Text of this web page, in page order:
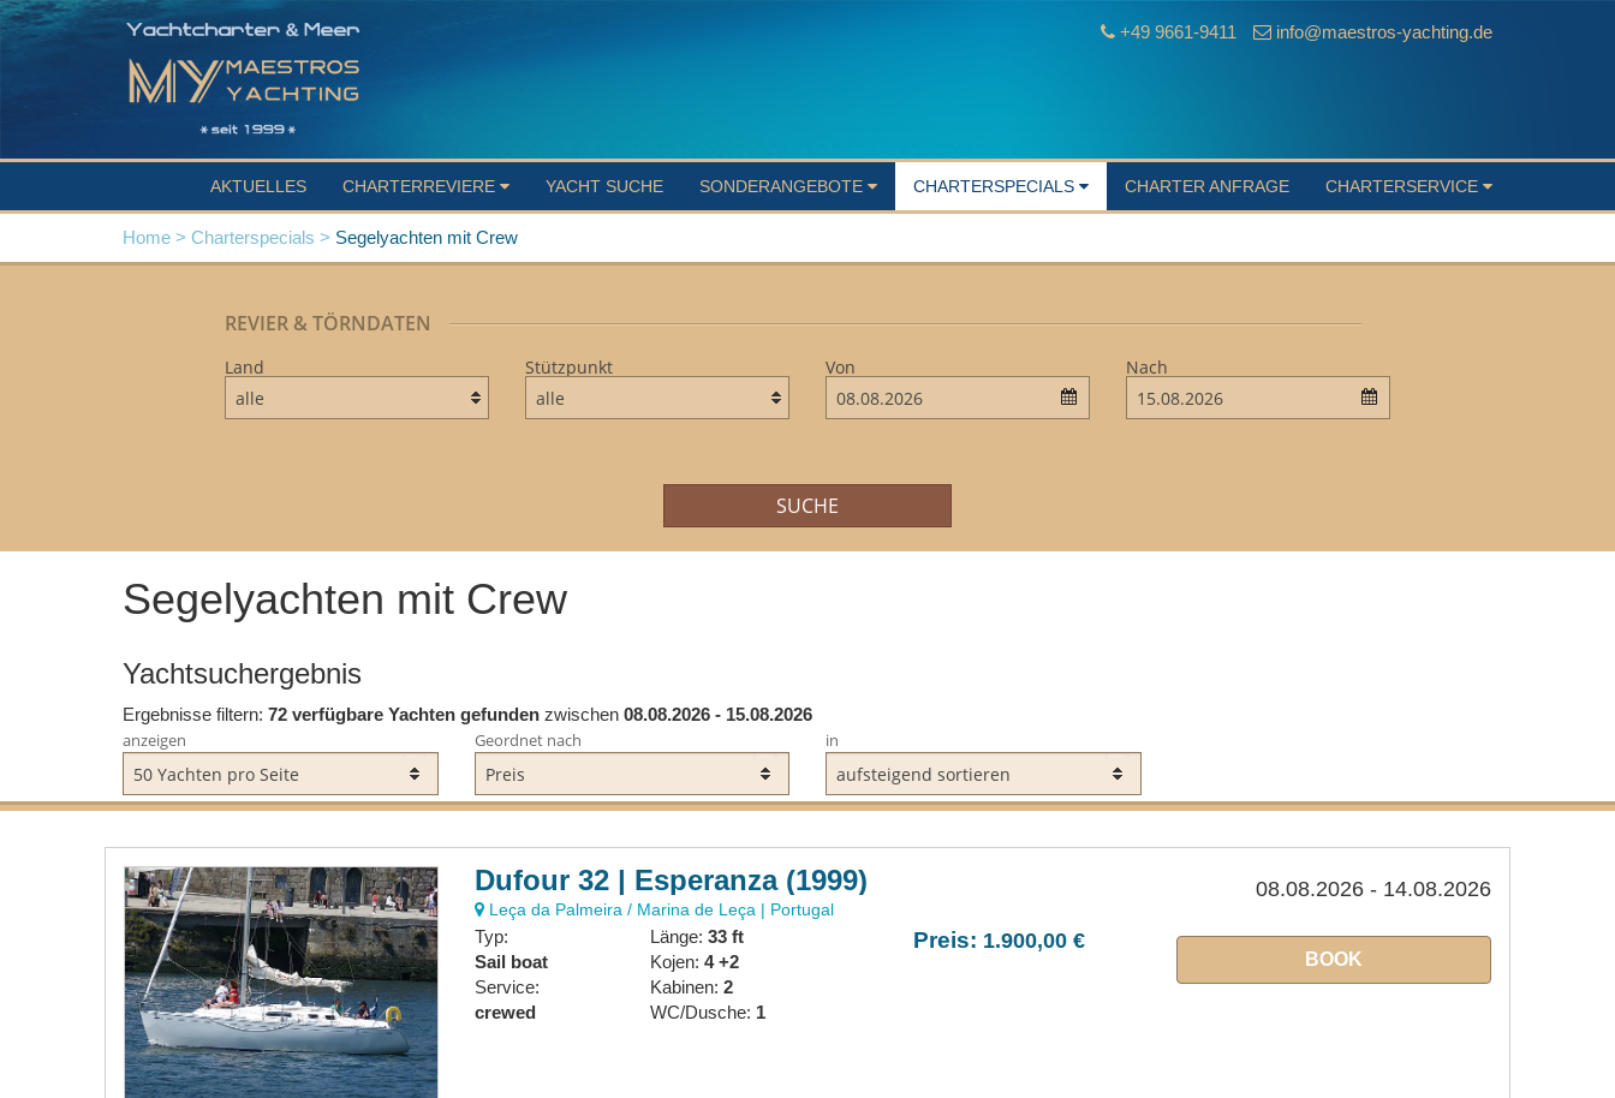
+49 9661-9411 info@maestros-yachting.de
AKTUELLES CHARTERREVIERE YACHT SUCHE SONDERANGEBOTE CHARTERSPECIALS CHARTER ANFRAGE CHARTERSERVICE
Home > Charterspecials > Segelyachten mit Crew
REVIER & TÖRNDATEN
Land Stützpunkt Von Nach
SUCHE
Flexibilität Service: Typ:
Länge: alle
Wochenpreis:
ALLE YACHTEN ANZEIGEN (AUCH DIE FÜR WELCHE VERFÜGBARKEIT ERST
GEPRÜFT WERDEN MUSS)
Kabinen: Kojen:
WC/Dusche: Jahr:
Segelyachten mit Crew
Yachtsuchergebnis
Ergebnisse filtern: 72 verfügbare Yachten gefunden zwischen 08.08.2026 - 15.08.2026
Zeige Seite:
vorige Seite
von2 folgende Seite
anzeigen Geordnet nach in
Dufour 32 | Esperanza (1999)
Leça da Palmeira / Marina de Leça | Portugal
08.08.2026 - 14.08.2026
Typ:
Sail boat
Service:
crewed
Länge: 33 ft
Kojen: 4 +2
Kabinen: 2
WC/Dusche: 1
Preis: 1.900,00 €
BOOK